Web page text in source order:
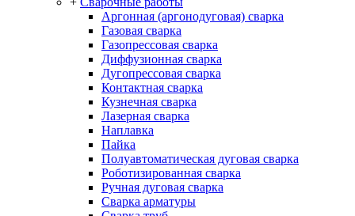
Аргонная (аргонодуговая) сварка
Газовая сварка
Газопрессовая сварка
Диффузионная сварка
Дугопрессовая сварка
Контактная сварка
Кузнечная сварка
Лазерная сварка
Наплавка
Пайка
Полуавтоматическая дуговая сварка
Роботизированная сварка
Ручная дуговая сварка
Сварка арматуры